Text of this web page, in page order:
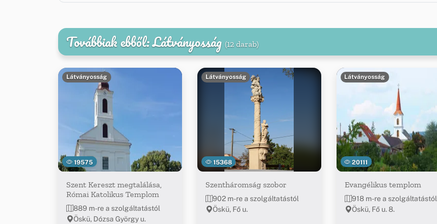
Továbbiak ebből: Látványosság (12 darab)
19575
Látványosság
Szent Kereszt megtalálása,
Római Katolikus Templom
889 m-re a szolgáltatástól
Öskü, Dózsa György u.
15368
Látványosság
Szentháromság szobor
902 m-re a szolgáltatástól
Öskü, Fő u.
20111
Látványosság
Evangélikus templom
918 m-re a szolgáltatástól
Öskü, Fő u. 8.